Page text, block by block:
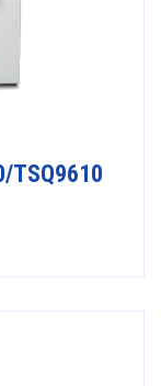
TSQ9610